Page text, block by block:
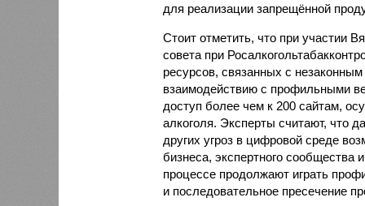
для реализации запрещённой
Стоит отметить, что при участии
совета при
ресурсов, связанных с
взаимодействию с профильными
доступ более чем к 200 сайтам,
алкоголя. Эксперты считают, что
других угроз в цифровой среде
бизнеса, экспертного
процессе продолжают играть
и последовательное пресечение